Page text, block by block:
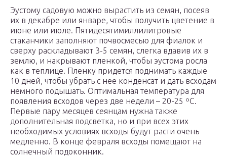
Эустому садовую можно вырастить из семян, посеяв
их в декабре или январе, чтобы получить цветение в
июне или июле. Пятидесятимиллилитровые
стаканчики заполняют почвосмесью для фиалок и
сверху раскладывают 3-5 семян, слегка вдавив их в
землю, и накрывают пленкой, чтобы эустома росла
как в теплице. Пленку придется поднимать каждые
10 дней, чтобы убрать с нее конденсат и дать всходам
немного подышать. Оптимальная температура для
появления всходов через две недели – 20-25 ºC.
Первые пару месяцев сеянцам нужна также
дополнительная подсветка, но и при всех этих
необходимых условиях всходы будут расти очень
медленно. В конце февраля всходы помещают на
солнечный подоконник.